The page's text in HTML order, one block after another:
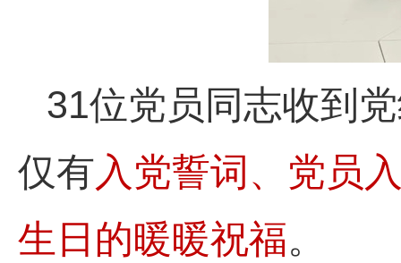
31位党员同志收到
仅有入党誓词、党员
生日的暖暖祝福。